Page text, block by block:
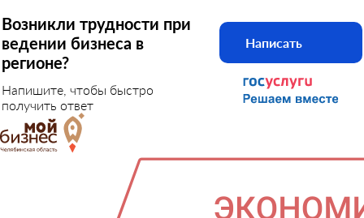
Возникли трудности при
ведении бизнеса в
регионе?
Напишите, чтобы быстро
получить ответ
Написать